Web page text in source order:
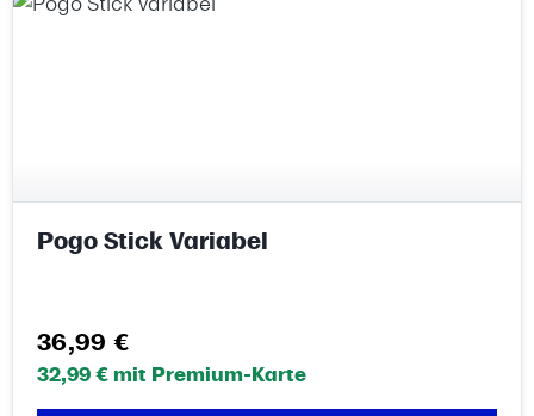
Pogo Stick Variabel
Regulärer Preis:
36,99 €
32,99 € mit Premium-Karte